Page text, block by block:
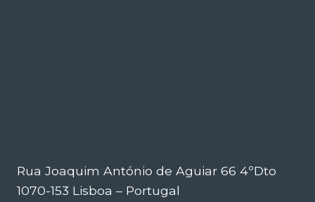
Rua Joaquim António de Aguiar 66 4ºDto
1070-153 Lisboa – Portugal